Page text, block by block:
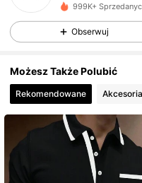
4,86 607K
4,86 607K
4,86 607K
607K
999K+
Obserwuj
Możesz Także Polubić
Rekomendowane